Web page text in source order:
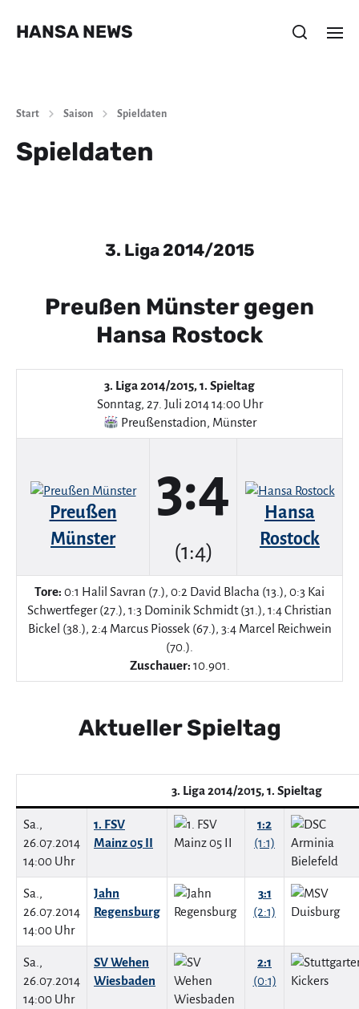
HANSA NEWS
Start Saison Spieldaten
Spieldaten
3. Liga 2014/2015
Preußen Münster gegen
Hansa Rostock
3. Liga 2014/2015, 1. Spieltag
Sonntag, 27. Juli 2014 14:00 Uhr
Preußenstadion, Münster
Preußen
Münster
3:4
(1:4)
Hansa
Rostock
Tore: 0:1 Halil Savran (7.), 0:2 David Blacha (13.), 0:3 Kai
Schwertfeger (27.), 1:3 Dominik Schmidt (31.), 1:4 Christian
Bickel (38.), 2:4 Marcus Piossek (67.), 3:4 Marcel Reichwein
(70.).
Zuschauer: 10.901.
Aktueller Spieltag
3. Liga 2014/2015, 1. Spieltag
Sa.,
26.07.2014
14:00 Uhr
1. FSV
Mainz 05 II
1:2
(1:1)
Sa.,
26.07.2014
14:00 Uhr
Jahn
Regensburg
3:1
(2:1)
Sa.,
26.07.2014
14:00 Uhr
SV Wehen
Wiesbaden
2:1
(0:1)